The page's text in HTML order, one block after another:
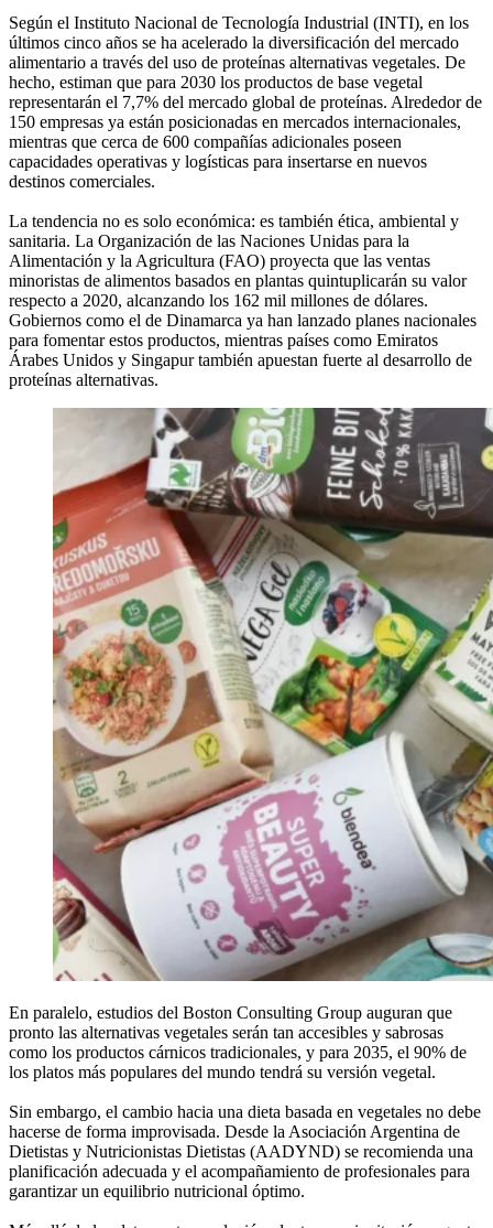
Según el Instituto Nacional de Tecnología Industrial (INTI), en los
últimos cinco años se ha acelerado la diversificación del mercado
alimentario a través del uso de proteínas alternativas vegetales. De
hecho, estiman que para 2030 los productos de base vegetal
representarán el 7,7% del mercado global de proteínas. Alrededor de
150 empresas ya están posicionadas en mercados internacionales,
mientras que cerca de 600 compañías adicionales poseen
capacidades operativas y logísticas para insertarse en nuevos
destinos comerciales.
La tendencia no es solo económica: es también ética, ambiental y
sanitaria. La Organización de las Naciones Unidas para la
Alimentación y la Agricultura (FAO) proyecta que las ventas
minoristas de alimentos basados en plantas quintuplicarán su valor
respecto a 2020, alcanzando los 162 mil millones de dólares.
Gobiernos como el de Dinamarca ya han lanzado planes nacionales
para fomentar estos productos, mientras países como Emiratos
Árabes Unidos y Singapur también apuestan fuerte al desarrollo de
proteínas alternativas.
En paralelo, estudios del Boston Consulting Group auguran que
pronto las alternativas vegetales serán tan accesibles y sabrosas
como los productos cárnicos tradicionales, y para 2035, el 90% de
los platos más populares del mundo tendrá su versión vegetal.
Sin embargo, el cambio hacia una dieta basada en vegetales no debe
hacerse de forma improvisada. Desde la Asociación Argentina de
Dietistas y Nutricionistas Dietistas (AADYND) se recomienda una
planificación adecuada y el acompañamiento de profesionales para
garantizar un equilibrio nutricional óptimo.